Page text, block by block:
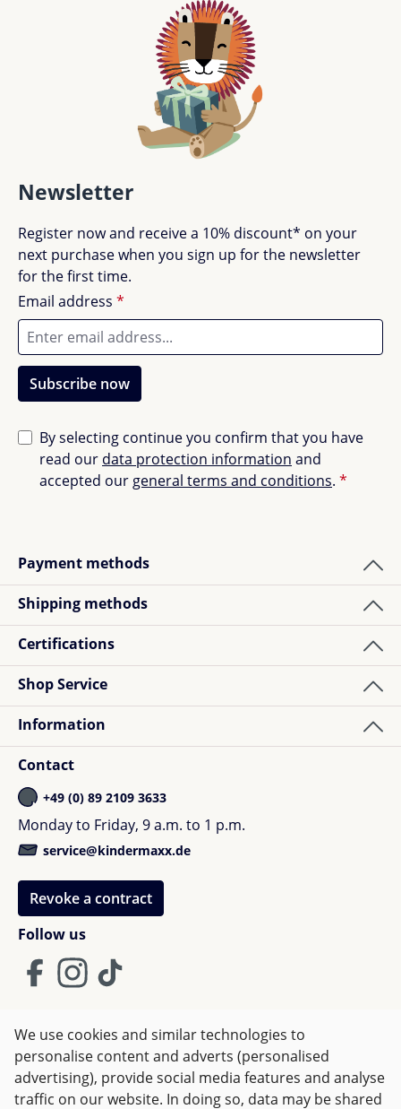
Newsletter
Register now and receive a 10% discount* on your
next purchase when you sign up for the newsletter
for the first time.
Email address *
Subscribe now
By selecting continue you confirm that you have
read our data protection information and
accepted ourgeneral terms and conditions. *
Payment methods
Shipping methods
Certifications
Follow us
Shop Service
Information
Contact
+49 (0) 89 2109 3633
Monday to Friday, 9 a.m. to 1 p.m.
service@kindermaxx.de
Revoke a contract
Terms and Conditions Imprint
Privacy
Right of withdrawal
We use cookies and similar technologies to
personalise content and adverts (personalised
advertising), provide social media features and analyse
traffic on our website. In doing so, data may be shared